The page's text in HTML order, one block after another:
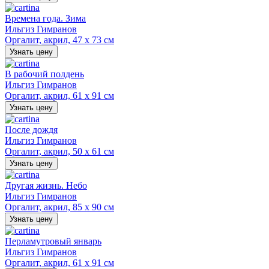
Времена года. Зима
Ильгиз Гимранов
Оргалит, акрил, 47 х 73 см
Узнать цену
В рабочий полдень
Ильгиз Гимранов
Оргалит, акрил, 61 х 91 см
Узнать цену
После дождя
Ильгиз Гимранов
Оргалит, акрил, 50 х 61 см
Узнать цену
Другая жизнь. Небо
Ильгиз Гимранов
Оргалит, акрил, 85 х 90 см
Узнать цену
Перламутровый январь
Ильгиз Гимранов
Оргалит, акрил, 61 х 91 см